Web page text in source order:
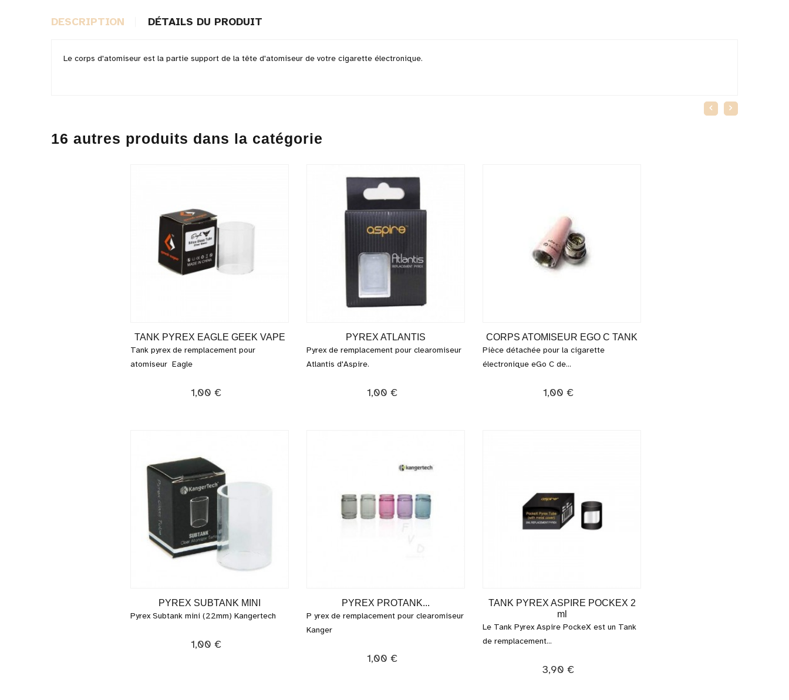
DESCRIPTION DÉTAILS DU PRODUIT
Le corps d'atomiseur est la partie support de la tête d'atomiseur de votre cigarette électronique.
16 autres produits dans la catégorie
TANK PYREX EAGLE GEEK VAPE
Tank pyrex de remplacement pour
atomiseur Eagle
1,00 €
PYREX ATLANTIS
Pyrex de remplacement pour clearomiseur
Atlantis d'Aspire.
1,00 €
CORPS ATOMISEUR EGO C TANK
Pièce détachée pour la cigarette
électronique eGo C de...
1,00 €
PYREX SUBTANK MINI
Pyrex Subtank mini (22mm) Kangertech
1,00 €
PYREX PROTANK...
P yrex de remplacement pour clearomiseur
Kanger
1,00 €
TANK PYREX ASPIRE POCKEX 2
ml
Le Tank Pyrex Aspire PockeX est un Tank
de remplacement...
3,90 €